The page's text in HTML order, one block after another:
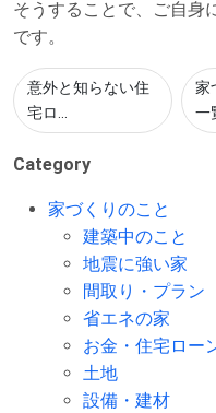
そうすることで、ご自身
です。
意外と知らない住
宅ロ...
家
一
Category
家づくりのこと
建築中のこと
地震に強い家
間取り・プラン
省エネの家
お金・住宅ロー
土地
設備・建材